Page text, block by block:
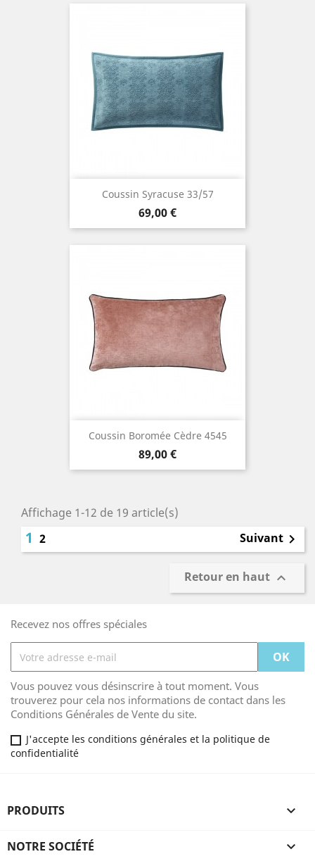
Coussin Syracuse 33/57
Prix
69,00 €
Coussin Boromée Cèdre 4545
Prix
89,00 €
Affichage 1-12 de 19 article(s)
1 2 Suivant 
Retour en haut 
Recevez nos offres spéciales
Vous pouvez vous désinscrire à tout moment. Vous
trouverez pour cela nos informations de contact dans les
Conditions Générales de Vente du site.
J'accepte les conditions générales et la politique de
confidentialité
PRODUITS 
NOTRE SOCIÉTÉ 